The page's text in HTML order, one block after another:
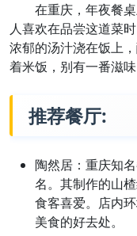
在重庆，年夜餐
人喜欢在品尝这道菜
浓郁的汤汁浇在饭上
着米饭，别有一番滋味
推荐餐厅:
陶然居：重庆知
名。其制作的山
食客喜爱。店内
美食的好去处。